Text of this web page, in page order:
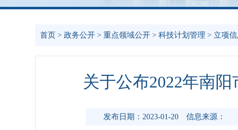
首页 > 政务公开 > 重点领域公开 > 科技计划管理 > 立项信
关于公布2022年南
发布日期：2023-01-20 信息来源：